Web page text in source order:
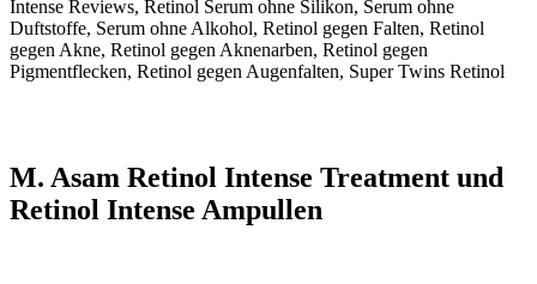
M. Asam Retinol Intense Treatment und
Retinol Intense Ampullen